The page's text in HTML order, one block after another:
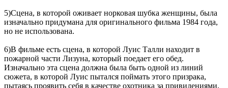
5)Сцена, в которой оживает норковая шубка женщины, была
изначально придумана для оригинального фильма 1984 года,
но не использована.
6)В фильме есть сцена, в которой Луис Талли находит в
пожарной части Лизуна, который поедает его обед.
Изначально эта сцена должна была быть одной из линий
сюжета, в которой Луис пытался поймать этого призрака,
пытаясь проявить себя в качестве охотника за привидениями.